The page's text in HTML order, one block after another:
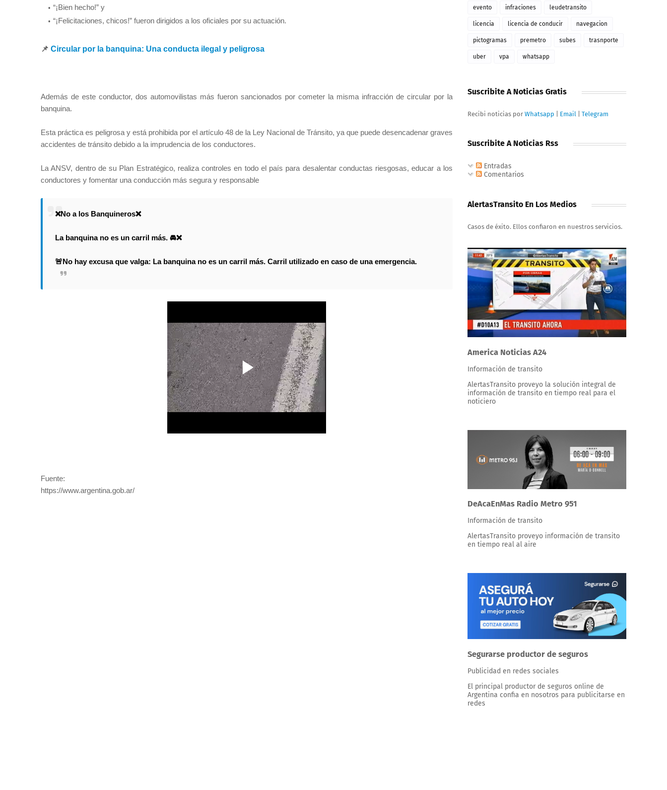
“¡Bien hecho!” y
“¡Felicitaciones, chicos!” fueron dirigidos a los oficiales por su actuación.
📌 Circular por la banquina: Una conducta ilegal y peligrosa
Además de este conductor, dos automovilistas más fueron sancionados por cometer la misma infracción de circular por la
banquina.
Esta práctica es peligrosa y está prohibida por el artículo 48 de la Ley Nacional de Tránsito, ya que puede desencadenar graves
accidentes de tránsito debido a la imprudencia de los conductores.
La ANSV, dentro de su Plan Estratégico, realiza controles en todo el país para desalentar conductas riesgosas, educar a los
conductores y fomentar una conducción más segura y responsable
❌No a los Banquineros❌
La banquina no es un carril más. 🚘❌
🚨No hay excusa que valga: La banquina no es un carril más. Carril utilizado en caso de una emergencia.
Fuente:
https://www.argentina.gob.ar/
evento infraciones leudetransito
licencia licencia de conducir navegacion
pictogramas premetro subes trasnporte
uber vpa whatsapp
Suscribite A Noticias Gratis
Recibi noticias por Whatsapp Email Telegram
Suscribite A Noticias Rss
Entradas
Comentarios
AlertasTransito En Los Medios
Casos de éxito. Ellos confiaron en nuestros servicios.
America Noticias A24
Información de transito
AlertasTransito proveyo la solución integral de
información de transito en tiempo real para el
noticiero
DeAcaEnMas Radio Metro 951
Información de transito
AlertasTransito proveyo información de transito
en tiempo real al aire
Segurarse productor de seguros
Publicidad en redes sociales
El principal productor de seguros online de
Argentina confia en nosotros para publicitarse en
redes